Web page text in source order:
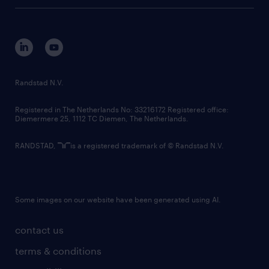
corporate governance
randstad innovation fund
country websites
contact us
terms & conditions
Randstad N.V.
Registered in The Netherlands No: 33216172 Registered office:
Diemermere 25, 1112 TC Diemen, The Netherlands.
RANDSTAD, is a registered trademark of © Randstad N.V.
Some images on our website have been generated using AI.